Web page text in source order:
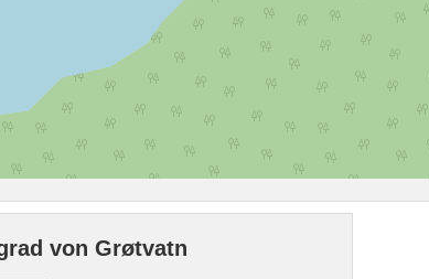
von Grøtvatn